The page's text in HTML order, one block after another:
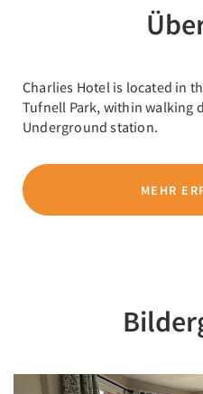
Charlies Hotel is located in
Tufnell Park, within walking
Underground station.
MEHR